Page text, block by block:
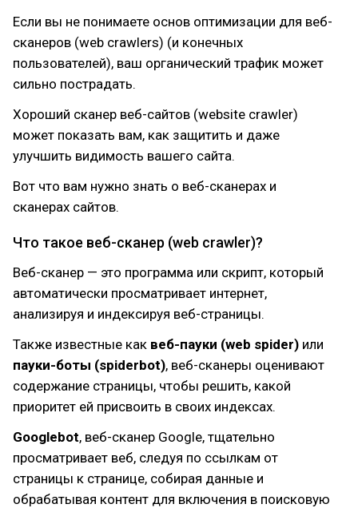
Если вы не понимаете основ оптимизации для веб-
сканеров (web crawlers) (и конечных
пользователей), ваш органический трафик может
сильно пострадать.
Хороший сканер веб-сайтов (website crawler)
может показать вам, как защитить и даже
улучшить видимость вашего сайта.
Вот что вам нужно знать о веб-сканерах и
сканерах сайтов.
Что такое веб-сканер (web crawler)?
Веб-сканер — это программа или скрипт, который
автоматически просматривает интернет,
анализируя и индексируя веб-страницы.
Также известные как веб-пауки (web spider) или
пауки-боты (spiderbot), веб-сканеры оценивают
содержание страницы, чтобы решить, какой
приоритет ей присвоить в своих индексах.
Googlebot, веб-сканер Google, тщательно
просматривает веб, следуя по ссылкам от
страницы к странице, собирая данные и
обрабатывая контент для включения в поисковую